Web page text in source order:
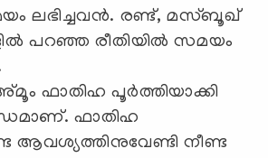
ലഭിച്ചവന്‍. രണ്ട്, മസ്ബൂഖ്
പറഞ്ഞ രീതിയില്‍ സമയം
ഫാതിഹ പൂര്‍ത്തിയാക്കി
ഫാതിഹ
ആവശ്യത്തിനുവേണ്ടി നീണ്ട